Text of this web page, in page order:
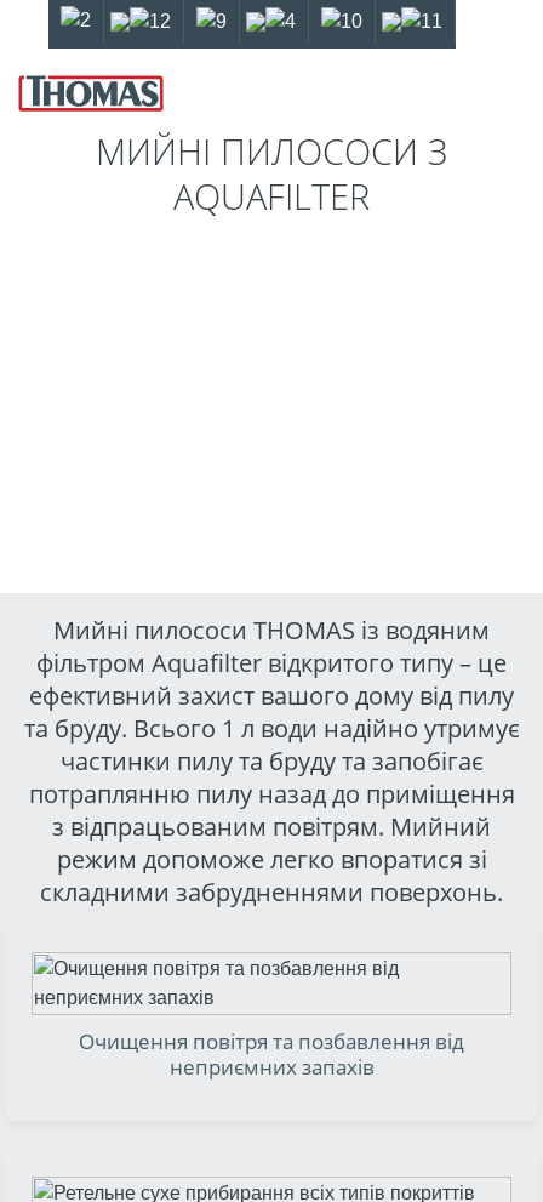
УМОВИ КОНФІДЕНЦІЙНОСТІ
ГАРАНТІЙНІ ТЕРМІНИ
EN
МИЙНІ ПИЛОСОСИ З
AQUAFILTER
Мийні пилососи THOMAS із водяним
фільтром Aquafilter відкритого типу – це
ефективний захист вашого дому від пилу
та бруду. Всього 1 л води надійно утримує
частинки пилу та бруду та запобігає
потраплянню пилу назад до приміщення
з відпрацьованим повітрям. Мийний
режим допоможе легко впоратися зі
складними забрудненнями поверхонь.
Очищення повітря та позбавлення від
неприємних запахів